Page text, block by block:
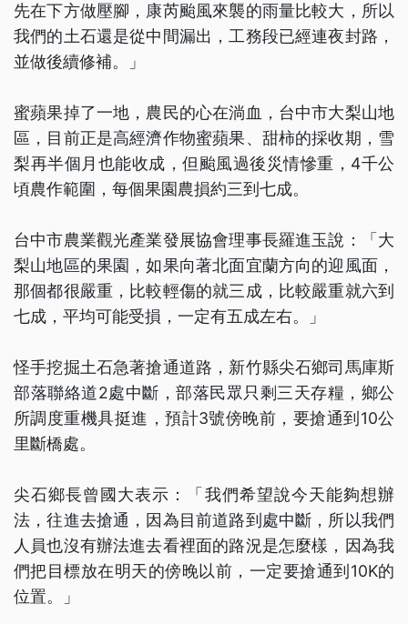
先在下方做壓腳，康芮颱風來襲的雨量比較大，所以
我們的土石還是從中間漏出，工務段已經連夜封路，
並做後續修補。」
蜜蘋果掉了一地，農民的心在淌血，台中市大梨山地
區，目前正是高經濟作物蜜蘋果、甜柿的採收期，雪
梨再半個月也能收成，但颱風過後災情慘重，4千公
頃農作範圍，每個果園農損約三到七成。
台中市農業觀光產業發展協會理事長羅進玉說：「大
梨山地區的果園，如果向著北面宜蘭方向的迎風面，
那個都很嚴重，比較輕傷的就三成，比較嚴重就六到
七成，平均可能受損，一定有五成左右。」
怪手挖掘土石急著搶通道路，新竹縣尖石鄉司馬庫斯
部落聯絡道2處中斷，部落民眾只剩三天存糧，鄉公
所調度重機具挺進，預計3號傍晚前，要搶通到10公
里斷橋處。
尖石鄉長曾國大表示：「我們希望說今天能夠想辦
法，往進去搶通，因為目前道路到處中斷，所以我們
人員也沒有辦法進去看裡面的路況是怎麼樣，因為我
們把目標放在明天的傍晚以前，一定要搶通到10K的
位置。」